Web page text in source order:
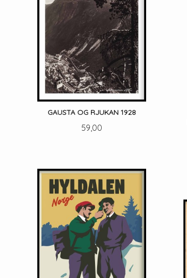
GAUSTA OG RJUKAN 1928
Pris
59,00
LES MER